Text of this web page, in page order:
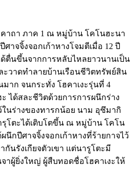
คาถา ภาค 1 ณ หมู่บ้าน โคโนฮะนา
าจจิ้งจอกเก้าหางโจมตีเมื่อ 12 ปี
ด้ตื่นขึ้นจากการหลับไหลยาวนานเป็น
ะวาดทำลายบ้านเรือนชีวิตทรัพย์สิน
าก จนกระทั่ง โฮคาเงะรุ่นที่ 4
ได้สละชีวิตด้วยการการผนึกร่าง
ในร่างของทารกน้อย นาม อุซึมากิ
รุโตะได้เติบโตขึ้น ณ หมู่บ้าน โคโน
นึกปีศาจจิ้งจอกเก้าหางที่ร้ายกาจไว้
นรังเกียจตัวเขา แต่นารูโตะมี
าผู้ยิ่งใหญ่ ผู้สืบทอดชื่อโฮคาเงะให้